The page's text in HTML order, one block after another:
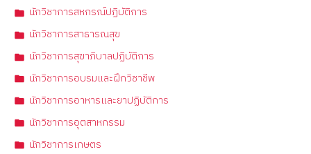
นักวิชาการสหกรณ์ปฏิบัติการ
นักวิชาการสาธารณสุข
นักวิชาการสุขาภิบาลปฏิบัติการ
นักวิชาการอบรมและฝึกวิชาชีพ
นักวิชาการอาหารและยาปฏิบัติการ
นักวิชาการอุตสาหกรรม
นักวิชาการเกษตร